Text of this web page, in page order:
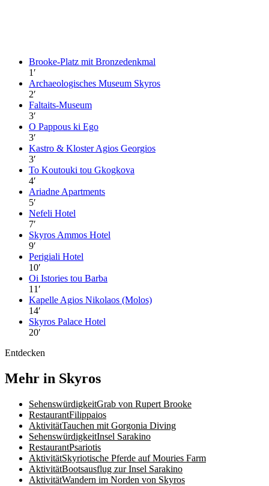
Brooke-Platz mit Bronzedenkmal
1′
Archaeologisches Museum Skyros
2′
Faltaits-Museum
3′
O Pappous ki Ego
3′
Kastro & Kloster Agios Georgios
3′
To Koutouki tou Gkogkova
4′
Ariadne Apartments
5′
Nefeli Hotel
7′
Skyros Ammos Hotel
9′
Perigiali Hotel
10′
Oi Istories tou Barba
11′
Kapelle Agios Nikolaos (Molos)
14′
Skyros Palace Hotel
20′
Entdecken
Mehr in Skyros
SehenswürdigkeitGrab von Rupert Brooke
RestaurantFilippaios
AktivitätTauchen mit Gorgonia Diving
SehenswürdigkeitInsel Sarakino
RestaurantPsariotis
AktivitätSkyriotische Pferde auf Mouries Farm
AktivitätBootsausflug zur Insel Sarakino
AktivitätWandern im Norden von Skyros